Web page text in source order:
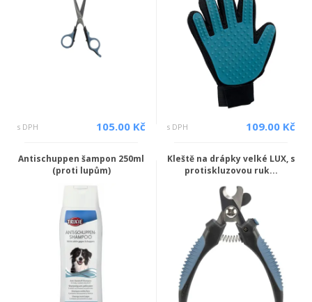
s DPH 105.00 Kč s DPH 109.00 Kč
Antischuppen šampon 250ml
(proti lupům)
Kleště na drápky velké LUX, s
protiskluzovou ruk...